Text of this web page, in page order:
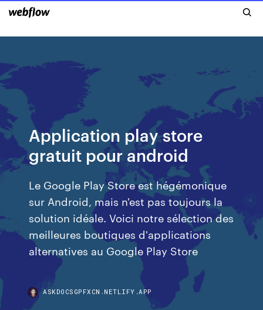
Application play store
gratuit pour android
Le Google Play Store est hégémonique
sur Android, mais n'est pas toujours la
solution idéale. Voici notre sélection des
meilleures boutiques d'applications
alternatives au Google Play Store
ASKDOCSGPFXCN.NETLIFY.APP